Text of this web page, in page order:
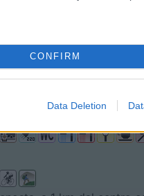
CONFIRM
Data Deletion
25